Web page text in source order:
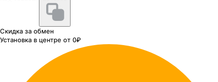
Скидка за обмен
Установка в центре от 0₽